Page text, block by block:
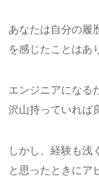
あなたは自分の履
を感じたことはあ
エンジニアになる
沢山持っていれば
しかし、経験も浅
と思ったときにア